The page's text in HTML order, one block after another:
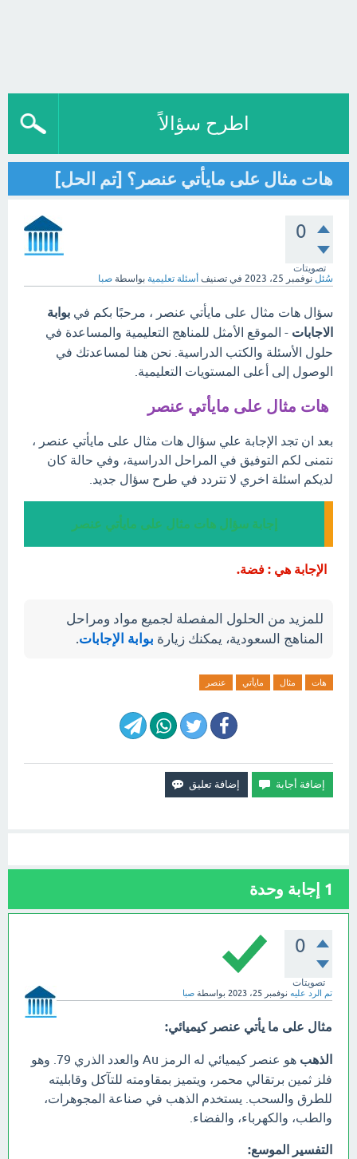
اطرح سؤالاً
هات مثال على مايأتي عنصر؟ [تم الحل]
0
تصويتات
سُئل نوفمبر 25، 2023 في تصنيف أسئلة تعليمية بواسطة صبا
سؤال هات مثال على مايأتي عنصر ، مرحبًا بكم في بوابة
الاجابات - الموقع الأمثل للمناهج التعليمية والمساعدة في
حلول الأسئلة والكتب الدراسية. نحن هنا لمساعدتك في
الوصول إلى أعلى المستويات التعليمية.
هات مثال على مايأتي عنصر
بعد ان تجد الإجابة علي سؤال هات مثال على مايأتي عنصر ،
نتمنى لكم التوفيق في المراحل الدراسية، وفي حالة كان
لديكم اسئلة اخري لا تتردد في طرح سؤال جديد.
إجابة سؤال هات مثال على مايأتي عنصر
الإجابة هي : فضة.
للمزيد من الحلول المفصلة لجميع مواد ومراحل
المناهج السعودية، يمكنك زيارة بوابة الإجابات.
هات مثال مايأتي عنصر
1 إجابة وحدة
0
تصويتات
تم الرد عليه نوفمبر 25، 2023 بواسطة صبا
مثال على ما يأتي عنصر كيميائي:
الذهب
هو عنصر كيميائي له الرمز Au والعدد الذري 79. وهو
فلز ثمين برتقالي محمر، ويتميز بمقاومته للتآكل وقابليته
للطرق والسحب. يستخدم الذهب في صناعة المجوهرات،
والطب، والكهرباء، والفضاء.
التفسير الموسع: